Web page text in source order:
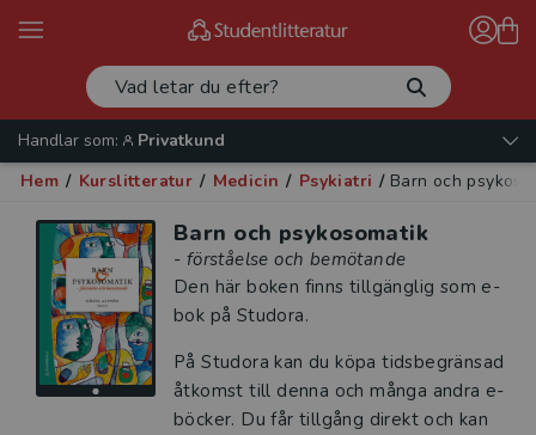
Handlar som:
Privatkund
Hem / Kurslitteratur / Medicin / Psykiatri / Barn och
Barn och psykosomatik
- förståelse och bemötande
Den här boken finns tillgänglig som e-
bok på Studora.
På Studora kan du köpa tidsbegränsad
åtkomst till denna och många andra e-
böcker. Du får tillgång direkt och kan